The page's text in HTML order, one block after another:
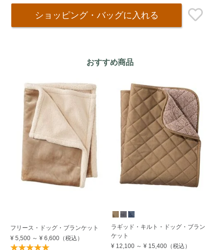
ショッピング・バッグに入れる
おすすめ商品
フリース・ドッグ・ブランケット
¥ 5,500～ ¥ 6,600（税込）
ラギッド・キルト・ドッグ・ブラン
ケット
¥ 12,100 ～ ¥ 15,400 （税込）